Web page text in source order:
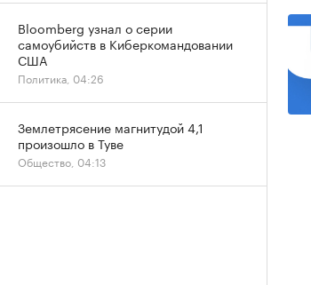
Bloomberg узнал о серии
самоубийств в Киберкомандовании
США
Политика, 04:26
Землетрясение магнитудой 4,1
произошло в Туве
Общество, 04:13